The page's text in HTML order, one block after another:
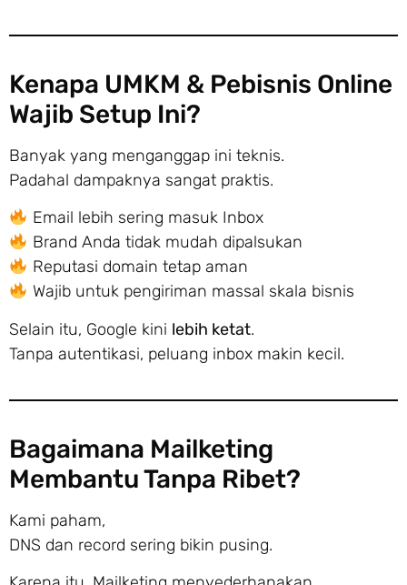
Kenapa UMKM & Pebisnis Online
Wajib Setup Ini?
Banyak yang menganggap ini teknis.
Padahal dampaknya sangat praktis.
Email lebih sering masuk Inbox
Brand Anda tidak mudah dipalsukan
Reputasi domain tetap aman
Wajib untuk pengiriman massal skala bisnis
Selain itu, Google kini lebih ketat.
Tanpa autentikasi, peluang inbox makin kecil.
Bagaimana Mailketing
Membantu Tanpa Ribet?
Kami paham,
DNS dan record sering bikin pusing.